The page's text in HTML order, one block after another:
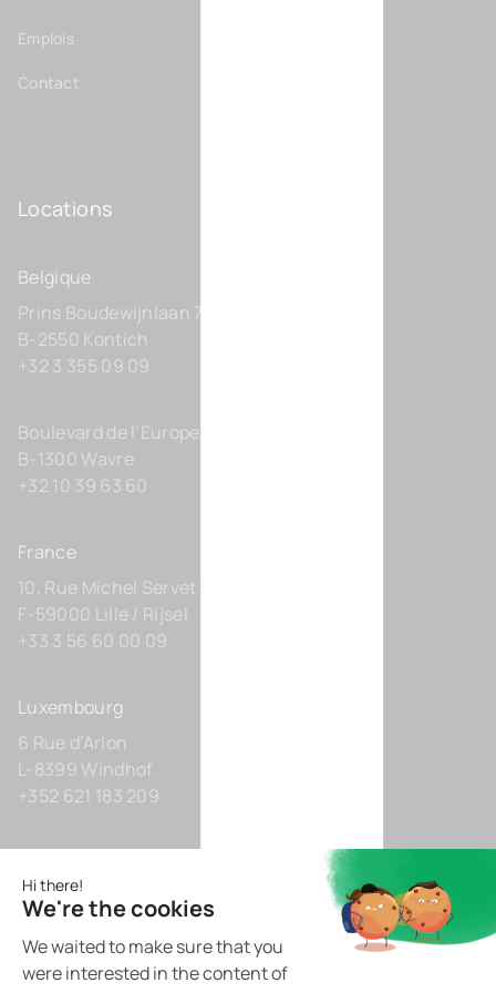
Emplois
Contact
Locations
Belgique
Prins Boudewijnlaan 7 C0201
B-2550 Kontich
+32 3 355 09 09
Boulevard de l’Europe 131-D21
B-1300 Wavre
+32 10 39 63 60
France
10, Rue Michel Servet
F-59000 Lille / Rijsel
+33 3 56 60 00 09
Luxembourg
6 Rue d’Arlon
L-8399 Windhof
+352 621 183 209
Zollhof 8
D-40221 Düsseldorf
+49 211 9425160 0